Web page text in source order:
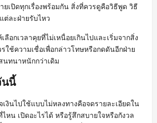
ยเปิดทุกเรื่องพร้อมกัน สิ่งที่ควรดูคือวิธีพูด วิธี
ต่ละฝ่ายรับไหว
เลือกเวลาคุยที่ไม่เหนื่อยเกินไปและเริ่มจากสิ่ง
ใช้ความเชื่อเพื่อกล่าวโทษหรือกดดันอีกฝ่าย
นทนาหนักกว่าเดิม
นนี้
งินไปใช้แบบไม่หลงทางคือจดรายละเอียดใน
หน เปิดอะไรได้ หรือรู้สึกสบายใจหรือกังวล